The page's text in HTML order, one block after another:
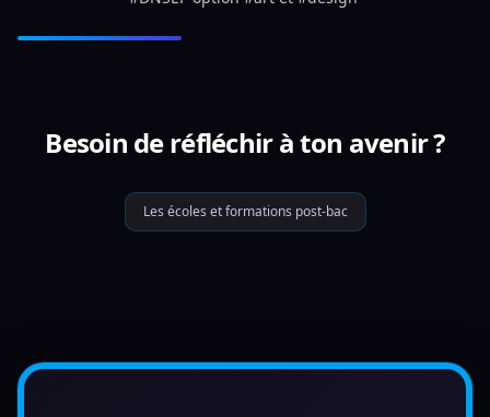
Besoin de réfléchir à ton avenir ?
Les écoles et formations post-bac